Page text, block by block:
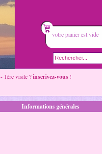
votre panier est vide
- 1ère visite ?inscrivez-vous !
Informations générales